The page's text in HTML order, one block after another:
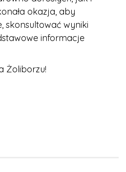
okazja, aby
skonsultować wyniki
informacje
Żoliborzu!